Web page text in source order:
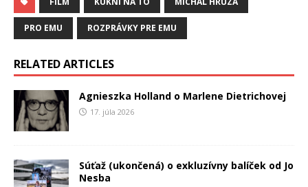
PRO EMU ROZPRÁVKY PRE EMU
RELATED ARTICLES
Agnieszka Holland o Marlene Dietrichovej
17. júla 2026
Súťaž (ukončená) o exkluzívny balíček od Jo
Nesba